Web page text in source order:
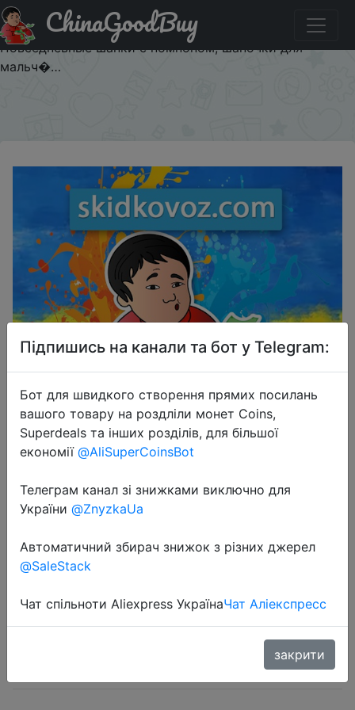
Акція на Модная зимняя детская вязаная шапка с
жемчужинами, теплые шапки с помпоном для детей,
Повседневные шапки с помпоном, шапочки для
мальч�…
ChinaGoodBuy
2020-10-16
Модная зимняя детская вязаная
шапки с помпоном для детей,
Повседневные шапки с помпоном,
шапочки для мальч�…
Підпишись на канали та бот у Telegram:
Бот для швидкого створення прямих посилань
вашого товару на роздліли монет Coins,
Superdeals та інших розділів, для більшої
економії @AliSuperCoinsBot
Телеграм канал зі знижками виключно для
України @ZnyzkaUa
Автоматичний збирач знижок з різних джерел
@SaleStack
Чат спільноти Aliexpress УкраїнаЧат Аліекспресс
закрити